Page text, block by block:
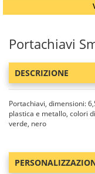
Portachiavi
DESCRIZIONE
Portachiavi, dimensioni:
plastica e metallo, colori
verde, nero